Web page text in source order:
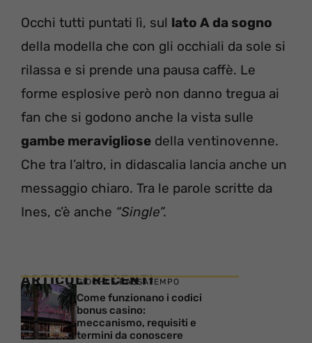
Occhi tutti puntati lì, sul lato A da sogno
della modella che con gli occhiali da sole si
rilassa e si prende una pausa caffè. Le
forme esplosive però non danno tregua ai
fan che si godono anche la vista sulle
gambe meravigliose della ventinovenne.
Che tra l’altro, in didascalia lancia anche un
messaggio chiaro. Tra le parole scritte da
Ines, c’è anche “Single”.
ARTICOLI RECENTI
GIOCHI E PASSATEMPO
Come funzionano i codici
bonus casino:
meccanismo, requisiti e
termini da conoscere